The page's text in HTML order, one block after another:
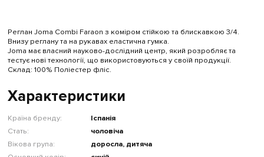
Реглан Joma Combi Faraon з коміром стійкою та блискавкою 3/4.
Внизу реглану та на рукавах еластична гумка.
Joma має власний науково-дослідний центр, який розробляє та
тестує нові технології, що використовуються у своїй продукції.
Склад: 100% Поліестер фліс.
Характеристики
Країна бренду:
Іспанія
Стать:
чоловіча
Вікова група:
доросла, дитяча